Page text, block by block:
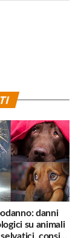
danni
su animali